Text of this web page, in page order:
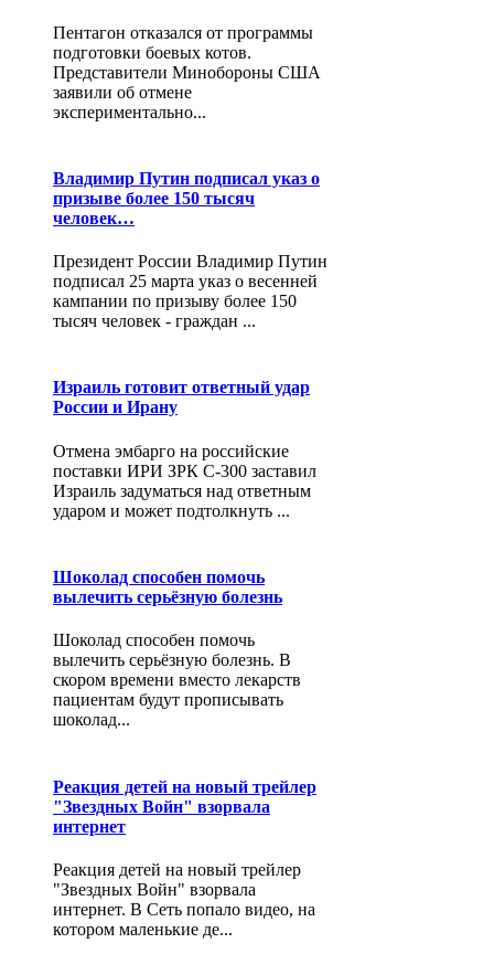
Пентагон отказался от программы
подготовки боевых котов.
Представители Минобороны США
заявили об отмене
экспериментально...
Владимир Путин подписал указ о
призыве более 150 тысяч
человек…
Президент России Владимир Путин
подписал 25 марта указ о весенней
кампании по призыву более 150
тысяч человек - граждан ...
Израиль готовит ответный удар
России и Ирану
Отмена эмбарго на российские
поставки ИРИ ЗРК С-300 заставил
Израиль задуматься над ответным
ударом и может подтолкнуть ...
Шоколад способен помочь
вылечить серьёзную болезнь
Шоколад способен помочь
вылечить серьёзную болезнь. В
скором времени вместо лекарств
пациентам будут прописывать
шоколад...
Реакция детей на новый трейлер
"Звездных Войн" взорвала
интернет
Реакция детей на новый трейлер
"Звездных Войн" взорвала
интернет. В Сеть попало видео, на
котором маленькие де...